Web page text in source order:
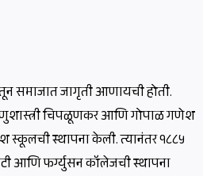
समाजात जागृती आणायची होती.
चिपळूणकर आणि गोपाळ गणेश
स्कूलची स्थापना केली. त्यानंतर १८८५
आणि फर्ग्युसन कॉलेजची स्थापना